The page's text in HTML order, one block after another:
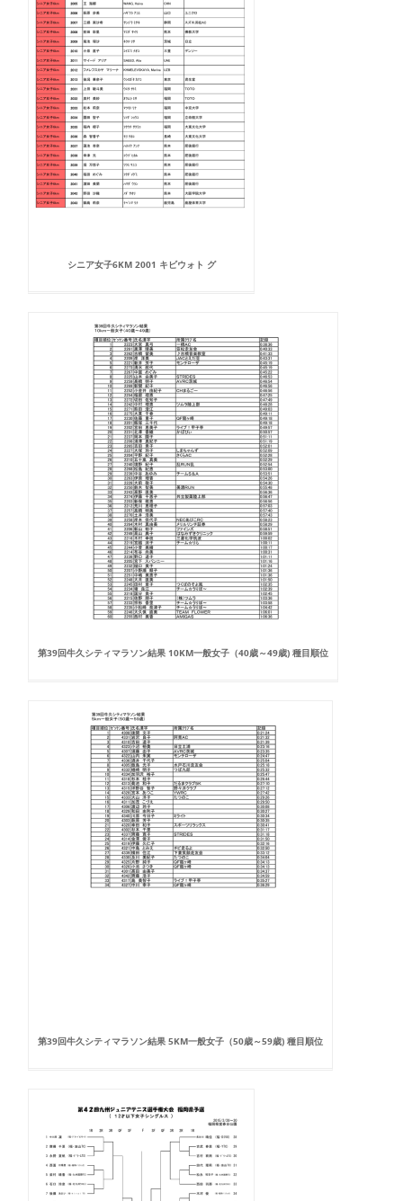
シニア女子6KM 2001 キビウォト グ
第39回牛久シティマラソン結果 10KM一般女子（40歳～49歳) 種目順位
第39回牛久シティマラソン結果 5KM一般女子（50歳～59歳) 種目順位